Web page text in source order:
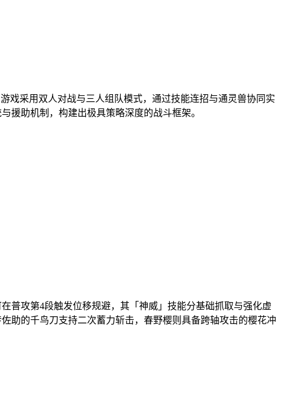
戏采用双人对战与三人组队模式，通过技能连招与通灵兽协同实
援助机制，构建出极具策略深度的战斗框架。
普攻第4段触发位移规避，其「神威」技能分基础抓取与强化虚
助的千鸟刀支持二次蓄力斩击，春野樱则具备跨轴攻击的樱花冲